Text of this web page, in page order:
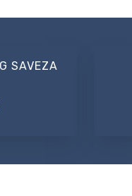
SAVEZA